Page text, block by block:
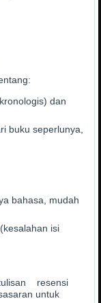
dan
buku seperlunya,
bahasa, mudah
isi
resensi
untuk